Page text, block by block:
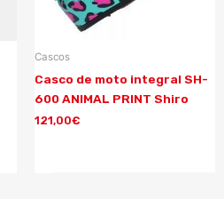
Cascos
Casco de moto integral SH-
600 ANIMAL PRINT Shiro
121,00€